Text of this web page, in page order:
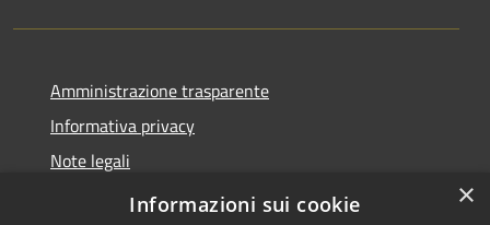
Amministrazione trasparente
Informativa privacy
Note legali
Dichiarazione di accessibilità
×
Informazioni sui cookie